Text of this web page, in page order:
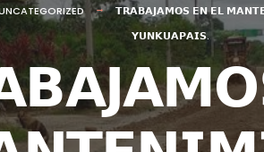
𝗧𝗥𝗔𝗕𝗔𝗝𝗔𝗠𝗢𝗦 𝗘𝗡 𝗘𝗟
𝗬𝗨𝗡𝗞𝗨𝗔𝗣𝗔𝗜𝗦.